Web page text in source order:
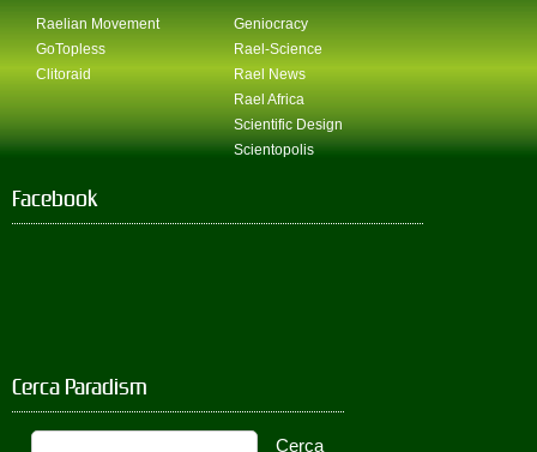
Raelian Movement
GoTopless
Clitoraid
Geniocracy
Rael-Science
Rael News
Rael Africa
Scientific Design
Scientopolis
Facebook
Cerca Paradism